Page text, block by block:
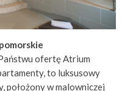
ofertę Atrium
to luksusowy
położony w malowniczej